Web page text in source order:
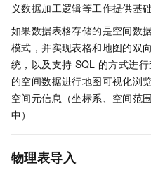
义数据加工逻辑等工作提供基础
如果数据表格存储的是空间数
模式，并实现表格和地图的双
统，以及支持 SQL 的方式进
的空间数据进行地图可视化浏
空间元信息（坐标系、空间范
中）
物理表导入